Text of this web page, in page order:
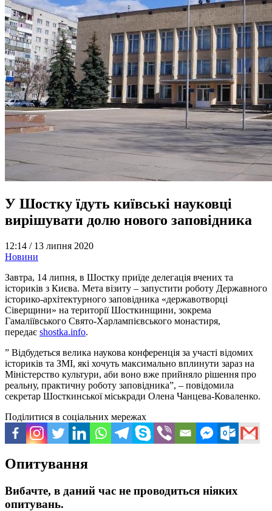
У Шостку їдуть київські науковці
вирішувати долю нового заповідника
12:14 / 13 липня 2020
Новини
Завтра, 14 липня, в Шостку приїде делегація вчених та
істориків з Києва. Мета візиту – запустити роботу Державного
історико-архітектурного заповідника «державотворці
Сіверщини» на території Шосткинщини, зокрема
Гамаліївського Свято-Харлампієвського монастиря,
передає shostka.info.
” Відбудеться велика наукова конференція за участі відомих
істориків та ЗМІ, які хочуть максимально вплинути зараз на
Міністерство культури, аби воно вже прийняло рішення про
реальну, практичну роботу заповідника”, – повідомила
секретар Шосткинської міськради Олена Чанцева-Коваленко.
Поділитися в соціальних мережах
Опитування
Вибачте, в даний час не проводиться ніяких
опитувань.